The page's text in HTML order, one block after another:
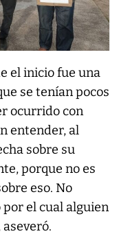
el inicio fue una
se tenían pocos
ocurrido con
entender, al
sobre su
porque no es
eso. No
el cual alguien